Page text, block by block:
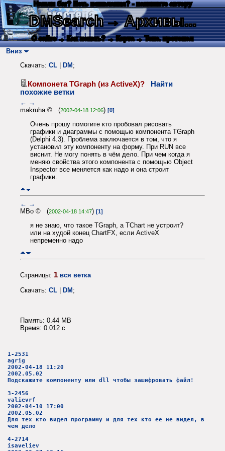
Нашли баг? Есть пожелания? - напишите автору
DMSearch→ Архивы...
О сайте → Как искать? → Карта → Текс. протокол
Вниз
Скачать: CL DM ;
Компонета TGraph (из ActiveX)?
Найти
похожие ветки
← →
makruha © (2002-04-18 12:06) [0]
Очень прошу помогите кто пробовал рисовать
графики и диаграммы с помощью компонента TGraph
(Delphi 4.3). Проблема заключается в том, что я
установил эту компоненту на форму. При RUN все
виснит. Не могу понять в чём дело. При чем когда я
меняю свойства этого компонента с помощью Object
Inspector все меняется как надо и она строит
графики.
← →
MBo © (2002-04-18 14:47) [1]
я не знаю, что такое TGraph, а TChart не устроит?
или на худой конец ChartFX, если ActiveX
непременно надо
Страницы: 1 вся ветка
Скачать: CL DM ;
Память: 0.44 MB
Время: 0.012 c
1-2531
agrig
2002-04-18 11:20
2002.05.02
Подскажите компоненту или dll чтобы зашифровать файл!
3-2456
valievrf
2002-04-10 17:00
2002.05.02
Для тех кто видел программу и для тех кто ее не видел, в
чем дело
4-2714
isaveliev